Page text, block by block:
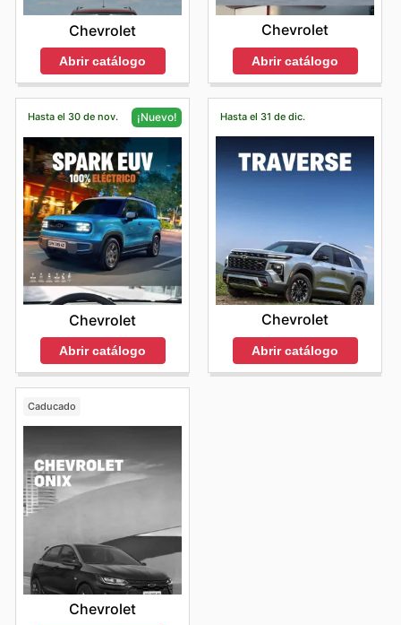
Chevrolet
Abrir catálogo
Chevrolet
Abrir catálogo
Hasta el 30 de nov. ¡Nuevo!
Chevrolet
Abrir catálogo
Hasta el 31 de dic.
Chevrolet
Abrir catálogo
Caducado
Chevrolet